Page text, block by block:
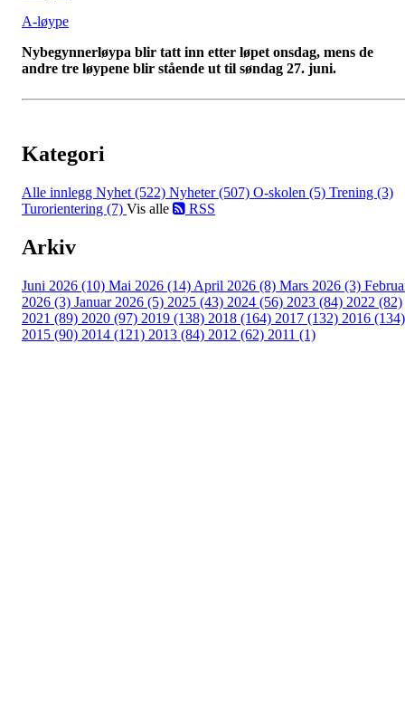
A-løype
Nybegynnerløypa blir tatt inn etter løpet onsdag, mens de
andre tre løypene blir stående ut til søndag 27. juni.
Kategori
Alle innlegg Nyhet (522) Nyheter (507) O-skolen (5) Trening (3)
Turorientering (7) Vis alle RSS
Arkiv
Juni 2026 (10) Mai 2026 (14) April 2026 (8) Mars 2026 (3)
2026 (3) Januar 2026 (5) 2025 (43) 2024 (56) 2023 (84) 2022 (82)
2021 (89) 2020 (97) 2019 (138) 2018 (164) 2017 (132) 2016 (134)
2015 (90) 2014 (121) 2013 (84) 2012 (62) 2011 (1)